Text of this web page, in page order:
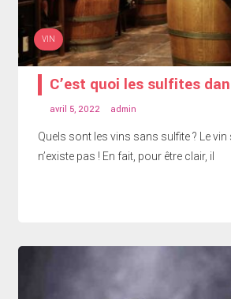
VIN
C’est quoi les sulfites
avril 5, 2022 admin
Quels sont les vins sans sulfite ? Le
n’existe pas ! En fait, pour être clair, il